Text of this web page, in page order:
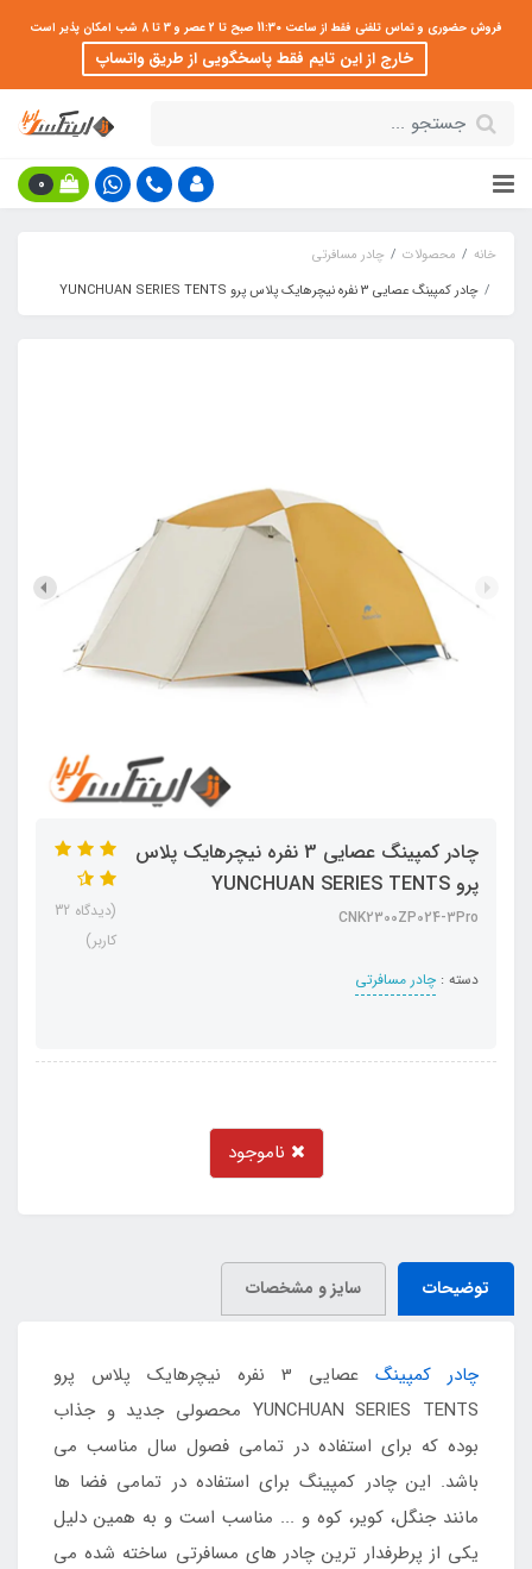
فروش حضوری و تماس تلفنی فقط از ساعت 11:30 صبح تا 2 عصر و 3 تا 8 شب امکان پذیر است
خارج از این تایم فقط پاسخگویی از طریق واتساپ
0
خانه محصولات
چادر مسافرتی
چادر کمپینگ عصایی 3 نفره نیچرهایک پلاس پرو YUNCHUAN SERIES TENTS
چادر کمپینگ عصایی 3 نفره نیچرهایک پلاس
پرو YUNCHUAN SERIES TENTS
CNK2300ZP024-3Pro
دسته : چادر مسافرتی
(دیدگاه 32
کاربر)
ناموجود
توضیحات سایز و مشخصات
چادر کمپینگ
عصایی 3 نفره نیچرهایک پلاس پرو
YUNCHUAN SERIES TENTS محصولی جدید و جذاب
بوده که برای استفاده در تمامی فصول سال مناسب می
باشد. این چادر کمپینگ برای استفاده در تمامی فضا ها
مانند جنگل، کویر، کوه و ... مناسب است و به همین دلیل
یکی از پرطرفدار ترین چادر های مسافرتی ساخته شده می